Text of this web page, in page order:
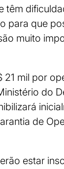
têm
para que
muito
mil por
do
de
estar